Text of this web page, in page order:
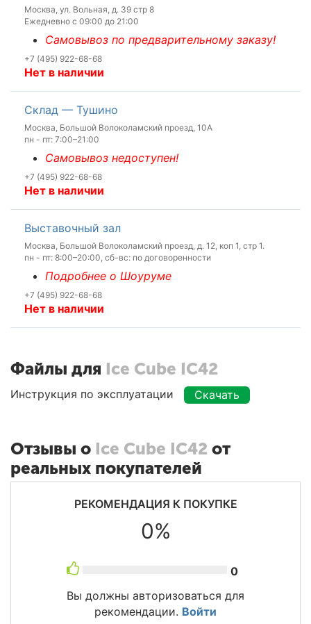
Москва, ул. Вольная, д. 39 стр 8
Ежедневно с 09:00 до 21:00
Самовывоз по предварительному заказу!
+7 (495) 922-68-68
Нет в наличии
Склад — Тушино
Москва, Большой Волоколамский проезд, 10А
пн - пт: 7:00–21:00
Самовывоз недоступен!
+7 (495) 922-68-68
Нет в наличии
Выставочный зал
Москва, Большой Волоколамский проезд, д. 12, коп 1, стр 1.
пн - пт: 8:00–20:00, сб-вс: по договоренности
Подробнее о Шоуруме
+7 (495) 922-68-68
Нет в наличии
Файлы для Ice Cube IC42
Инструкция по эксплуатации Скачать
Отзывы о Ice Cube IC42 от
реальных покупателей
РЕКОМЕНДАЦИЯ К ПОКУПКЕ
0%
0
Вы должны авторизоваться для
рекомендации. Войти